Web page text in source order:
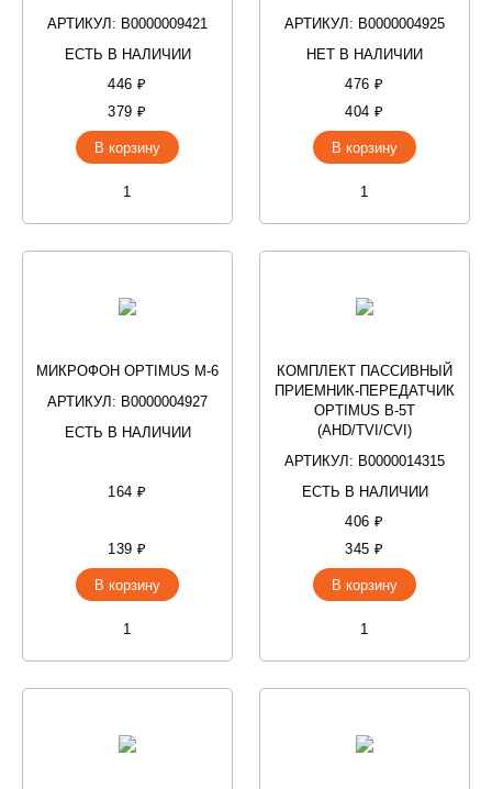
АРТИКУЛ: В0000009421
ЕСТЬ В НАЛИЧИИ
446 ₽
379 ₽
В корзину
АРТИКУЛ: В0000004925
НЕТ В НАЛИЧИИ
476 ₽
404 ₽
В корзину
МИКРОФОН OPTIMUS M-6
АРТИКУЛ: В0000004927
ЕСТЬ В НАЛИЧИИ
164 ₽
139 ₽
В корзину
КОМПЛЕКТ ПАССИВНЫЙ
ПРИЕМНИК-ПЕРЕДАТЧИК
OPTIMUS B-5T
(AHD/TVI/CVI)
АРТИКУЛ: В0000014315
ЕСТЬ В НАЛИЧИИ
406 ₽
345 ₽
В корзину